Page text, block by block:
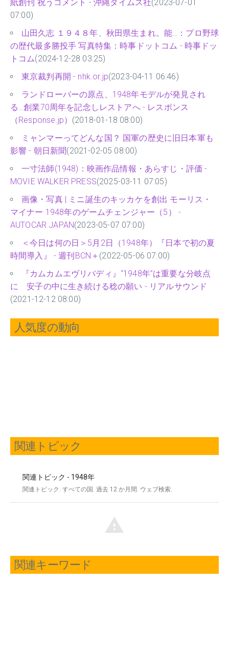
紙創刊 祝うコメント - 沖縄タイムス社(2023-07-01
07:00)
山田久志 １９４８年、秋田県生まれ。能…：プロ野球
の歴代最多勝投手 写真特集：時事ドットコム - 時事ドッ
トコム(2024-12-28 03:25)
東京裁判再開 - nhk.or.jp(2023-04-11 06:46)
ランドローバーの原点、1948年モデルが発見され
る…創業70周年を記念しレストアへ - レスポンス
（Response.jp） (2018-01-18 08:00)
ミャンマーってどんな国？ 国軍の歴史に旧日本軍も
影響 - 朝日新聞(2021-02-05 08:00)
一寸法師(1948)：映画作品情報・あらすじ・評価 -
MOVIE WALKER PRESS(2025-03-11 07:05)
画像・写真 | ミニ誕生のキッカケを創出 モーリス・
マイナー 1948年のゲームチェンジャー（5） -
AUTOCAR JAPAN(2023-05-07 07:00)
＜今日は何の日＞5月2日（1948年）『日本で初の夏
時間導入』 - 週刊BCN＋ (2022-05-06 07:00)
『カムカムエヴリバディ』“1948年”は重要な分岐点
に 安子の中に生き続ける稔の願い - リアルサウンド
(2021-12-12 08:00)
人気度の動向
関連トピック
関連キーワード